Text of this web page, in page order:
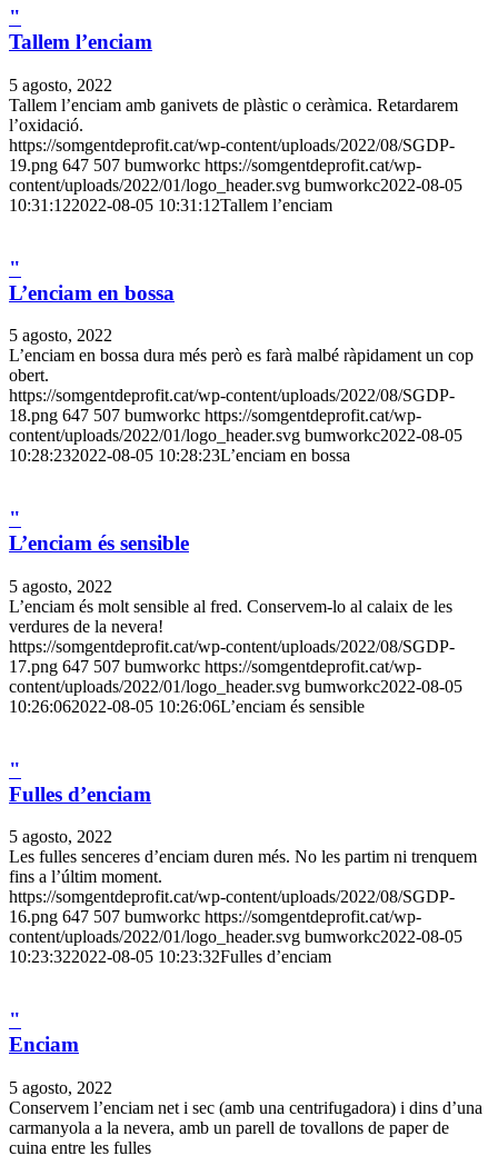
"
Tallem l’enciam
5 agosto, 2022
Tallem l’enciam amb ganivets de plàstic o ceràmica. Retardarem
l’oxidació.
https://somgentdeprofit.cat/wp-content/uploads/2022/08/SGDP-
19.png 647 507 bumworkc https://somgentdeprofit.cat/wp-
content/uploads/2022/01/logo_header.svg bumworkc2022-08-05
10:31:122022-08-05 10:31:12Tallem l’enciam
"
L’enciam en bossa
5 agosto, 2022
L’enciam en bossa dura més però es farà malbé ràpidament un cop
obert.
https://somgentdeprofit.cat/wp-content/uploads/2022/08/SGDP-
18.png 647 507 bumworkc https://somgentdeprofit.cat/wp-
content/uploads/2022/01/logo_header.svg bumworkc2022-08-05
10:28:232022-08-05 10:28:23L’enciam en bossa
"
L’enciam és sensible
5 agosto, 2022
L’enciam és molt sensible al fred. Conservem-lo al calaix de les
verdures de la nevera!
https://somgentdeprofit.cat/wp-content/uploads/2022/08/SGDP-
17.png 647 507 bumworkc https://somgentdeprofit.cat/wp-
content/uploads/2022/01/logo_header.svg bumworkc2022-08-05
10:26:062022-08-05 10:26:06L’enciam és sensible
"
Fulles d’enciam
5 agosto, 2022
Les fulles senceres d’enciam duren més. No les partim ni trenquem
fins a l’últim moment.
https://somgentdeprofit.cat/wp-content/uploads/2022/08/SGDP-
16.png 647 507 bumworkc https://somgentdeprofit.cat/wp-
content/uploads/2022/01/logo_header.svg bumworkc2022-08-05
10:23:322022-08-05 10:23:32Fulles d’enciam
"
Enciam
5 agosto, 2022
Conservem l’enciam net i sec (amb una centrifugadora) i dins d’una
carmanyola a la nevera, amb un parell de tovallons de paper de
cuina entre les fulles